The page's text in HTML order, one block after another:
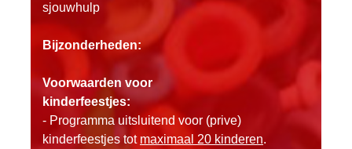
sjouwhulp
Bijzonderheden:
Voorwaarden voor
kinderfeestjes:
- Programma uitsluitend voor (prive)
kinderfeestjes tot maximaal 20 kinderen.